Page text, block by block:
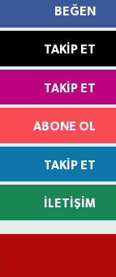
BEĞEN
TAKIP ET
TAKIP ET
ABONE OL
TAKIP ET
İLETIŞIM